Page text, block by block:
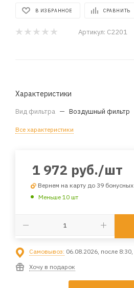
В ИЗБРАННОЕ СРАВНИТЬ
Артикул: C2201
Характеристики
Вид фильтра — Воздушный фильтр
Все характеристики
1 972 руб./шт
Вернем на карту до 39
Меньше 10 шт
Самовывоз: 06.08.2026, после
Хочу в подарок